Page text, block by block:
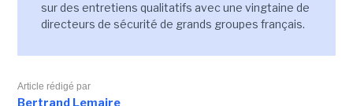
sur des entretiens qualitatifs avec une vingtaine de
directeurs de sécurité de grands groupes français.
Article rédigé par
Bertrand Lemaire